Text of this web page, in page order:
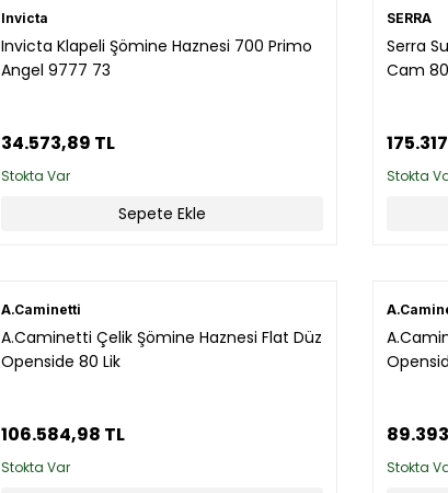
Invicta
Invicta Klapeli Şömine Haznesi 700 Primo
Angel 9777 73
34.573,89 TL
Stokta Var
Sepete Ekle
SERRA
Serra
Cam
Stokta
A.Caminetti
A.Caminetti Çelik Şömine Haznesi Flat Düz
Openside 80 Lik
106.584,98 TL
Stokta Var Stokta